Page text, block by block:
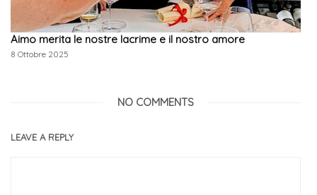
Aimo merita le nostre lacrime e il nostro amore
8 Ottobre 2025
NO COMMENTS
LEAVE A REPLY